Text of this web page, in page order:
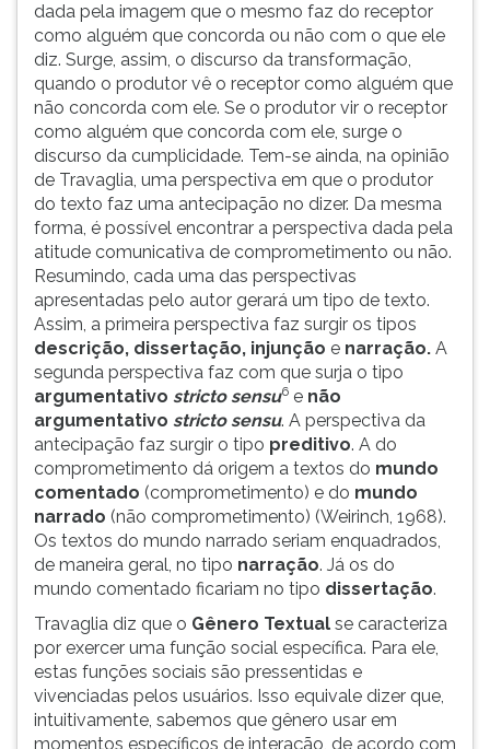
dada pela imagem que o mesmo faz do receptor
como alguém que concorda ou não com o que ele
diz. Surge, assim, o discurso da transformação,
quando o produtor vê o receptor como alguém que
não concorda com ele. Se o produtor vir o receptor
como alguém que concorda com ele, surge o
discurso da cumplicidade. Tem-se ainda, na opinião
de Travaglia, uma perspectiva em que o produtor
do texto faz uma antecipação no dizer. Da mesma
forma, é possível encontrar a perspectiva dada pela
atitude comunicativa de comprometimento ou não.
Resumindo, cada uma das perspectivas
apresentadas pelo autor gerará um tipo de texto.
Assim, a primeira perspectiva faz surgir os tipos
descrição, dissertação, injunção e narração. A
segunda perspectiva faz com que surja o tipo
argumentativo stricto sensu6 e não
argumentativo stricto sensu. A perspectiva da
antecipação faz surgir o tipo preditivo. A do
comprometimento dá origem a textos do mundo
comentado (comprometimento) e do mundo
narrado (não comprometimento) (Weirinch, 1968).
Os textos do mundo narrado seriam enquadrados,
de maneira geral, no tipo narração. Já os do
mundo comentado ficariam no tipo dissertação.
Travaglia diz que o Gênero Textual se caracteriza
por exercer uma função social específica. Para ele,
estas funções sociais são pressentidas e
vivenciadas pelos usuários. Isso equivale dizer que,
intuitivamente, sabemos que gênero usar em
momentos específicos de interação, de acordo com